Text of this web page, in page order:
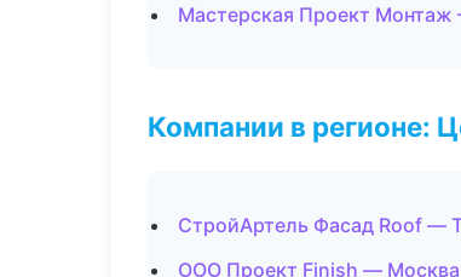
Мастерская Проект Монтаж
Компании в регионе:
СтройАртель Фасад Roof —
ООО Проект Finish — Москва